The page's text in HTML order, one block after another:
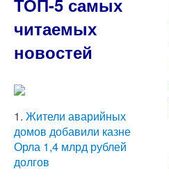
ТОП-5 самых
читаемых
новостей
1. Жители аварийных
домов добавили казне
Орла 1,4 млрд рублей
долгов